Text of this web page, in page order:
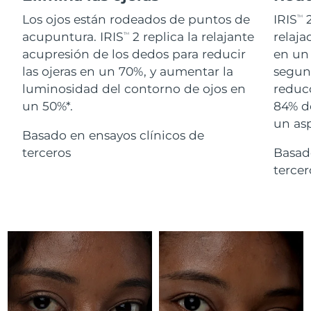
Los ojos están rodeados de puntos de
acupuntura. IRISTM
2 replica la relajante
acupresión de los dedos para reducir
las ojeras en un 70%, y aumentar la
luminosidad del contorno de ojos en
un 50%*.
Basado en ensayos clínicos de
terceros
IRISTM
en
84%
un
For healthy hair
18% PAP
Cosméticos Hombres
Comprar todo
Israel Entrega prevista 8/13/26
Italia Entrega prevista 8/9/26
Japón Entrega prevista 8/12/26
Jersey
Kazajistán 8/11/26
Líbano Entrega prevista
Lituania Entrega prevista